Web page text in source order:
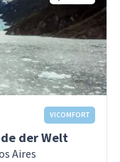
VICOMFORT
der Welt
Aires